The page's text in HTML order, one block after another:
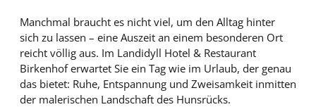
Manchmal braucht es nicht viel, um den Alltag hinter
sich zu lassen – eine Auszeit an einem besonderen Ort
reicht völlig aus. Im Landidyll Hotel & Restaurant
Birkenhof erwartet Sie ein Tag wie im Urlaub, der genau
das bietet: Ruhe, Entspannung und Zweisamkeit inmitten
der malerischen Landschaft des Hunsrücks.